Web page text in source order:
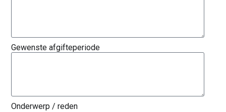
Gewenste afgifteperiode
Onderwerp / reden